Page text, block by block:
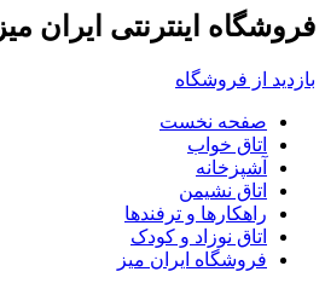
فروشگاه اینترنتی ایران میز
بازدید از فروشگاه
صفحه نخست
اتاق خواب
آشپزخانه
اتاق نشیمن
راهکارها و ترفندها
اتاق نوزاد و کودک
فروشگاه ایران میز